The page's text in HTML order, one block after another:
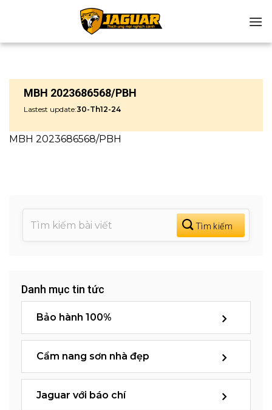
MBH 2023686568/PBH
Lastest update:30-Th12-24
MBH 2023686568/PBH
Danh mục tin tức
Bảo hành 100%
Cẩm nang sơn nhà đẹp
Jaguar với báo chí